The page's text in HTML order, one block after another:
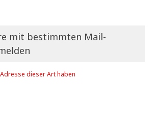
mit bestimmten Mail-
dieser Art haben